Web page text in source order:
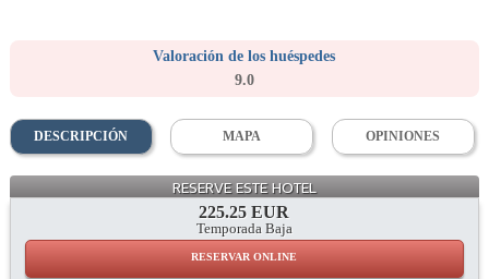
Valoración de los huéspedes
9.0
DESCRIPCIÓN MAPA OPINIONES
RESERVE ESTE HOTEL
225.25 EUR
Temporada Baja
RESERVAR ONLINE